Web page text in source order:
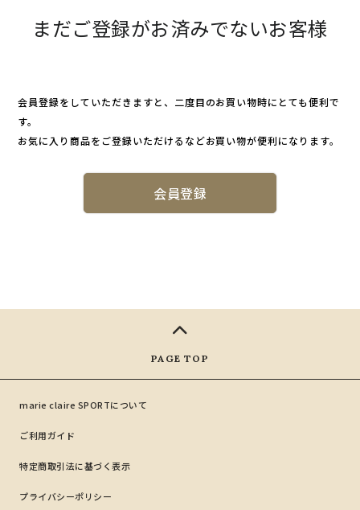
まだご登録がお済みでないお客様
会員登録をしていただきますと、二度目のお買い物時にとても便利で
す。
お気に入り商品をご登録いただけるなどお買い物が便利になります。
会員登録
marie claire SPORTについて
ご利用ガイド
特定商取引法に基づく表示
プライバシーポリシー